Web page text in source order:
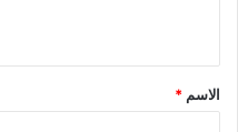
ق
*
الاسم *